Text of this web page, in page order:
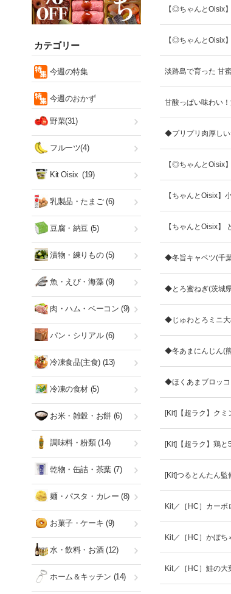
【◎ちゃんとOisix
【◎ちゃんとOisix
淡路島で育った 甘
甘酸っぱい味わい
◆プリプリ肉厚し
【◎ちゃんとOisix
【ちゃんとOisix】
【ちゃんとOisix】
◆冬旨キャベツ(千
◆とろ蜜ねぎ(茨城
◆じゅわとろミニ
◆冬あまにんじん(
◆ほくあまブロッ
[Kit]【超ラク】ク
[Kit]【超ラク】鶏
[Kit]つるとんたん
Kit／［HC］カー
Kit／［HC］かぼち
Kit／［HC］鮭の大
カテゴリー
今週の特集
今週のおかず
野菜(31)
フルーツ(4)
Kit Oisix (19)
乳製品・たまご(6)
豆腐・納豆 (5)
漬物・練りもの(5)
魚・えび・海藻(9)
肉・ハム・ベーコン (9)
パン・シリアル(6)
冷凍食品(主食)(13)
冷凍の食材 (5)
お米・雑穀・お餅(6)
調味料・粉類(14)
乾物・缶詰・茶葉(7)
麺・パスタ・カレー (8)
お菓子・ケーキ (9)
水・飲料・お酒(12)
ホーム＆キッチン (14)